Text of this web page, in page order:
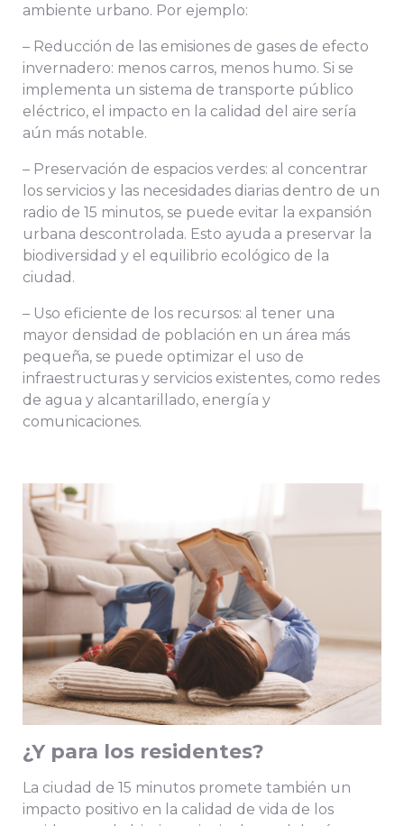
ambiente urbano. Por ejemplo:
– Reducción de las emisiones de gases de efecto
invernadero: menos carros, menos humo. Si se
implementa un sistema de transporte público
eléctrico, el impacto en la calidad del aire sería
aún más notable.
– Preservación de espacios verdes: al concentrar
los servicios y las necesidades diarias dentro de un
radio de 15 minutos, se puede evitar la expansión
urbana descontrolada. Esto ayuda a preservar la
biodiversidad y el equilibrio ecológico de la
ciudad.
– Uso eficiente de los recursos: al tener una
mayor densidad de población en un área más
pequeña, se puede optimizar el uso de
infraestructuras y servicios existentes, como redes
de agua y alcantarillado, energía y
comunicaciones.
¿Y para los residentes?
La ciudad de 15 minutos promete también un
impacto positivo en la calidad de vida de los